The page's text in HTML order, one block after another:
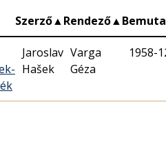
Szerző▲Rendező▲
Jaroslav
Hašek
Varga
Géza
1958-